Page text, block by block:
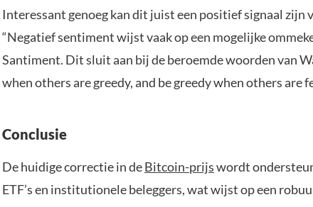
Interessant genoeg kan dit juist een positief signaal zijn
“Negatief sentiment wijst vaak op een mogelijke
Santiment. Dit sluit aan bij de beroemde woorden van
when others are greedy, and be greedy when others are
Conclusie
De huidige correctie in deBitcoin-prijswordt
ETF’s en institutionele beleggers, wat wijst op een